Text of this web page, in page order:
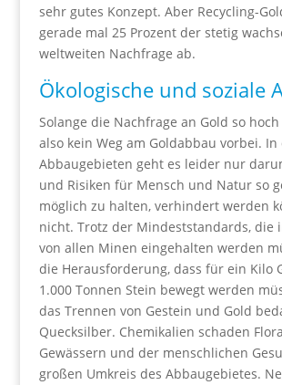
sehr gutes Konzept. Aber Recycling-
gerade mal 25 Prozent der stetig
weltweiten Nachfrage ab.
Ökologische und soziale
Solange die Nachfrage an Gold so
also kein Weg am Goldabbau vorbei. In
Abbaugebieten geht es leider nur
und Risiken für Mensch und Natur so
möglich zu halten, verhindert werden
nicht. Trotz der Mindeststandards, die
von allen Minen eingehalten werden
die Herausforderung, dass für ein Kilo
1.000 Tonnen Stein bewegt werden
das Trennen von Gestein und Gold
Quecksilber. Chemikalien schaden
Gewässern und der menschlichen
großen Umkreis des Abbaugebietes.